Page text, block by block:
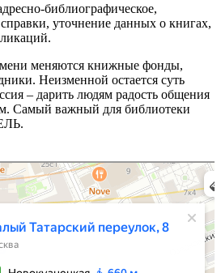
библиографическое,
уточнение данных о книгах,
меняются книжные фонды,
Неизменной остается суть
– дарить людям радость общения
Самый важный для библиотеки
Москвы, ближайшее метро Новокузнецкая —